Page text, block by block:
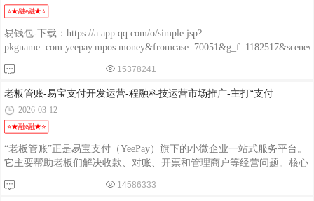
⭐★融e融★⭐
易钱包-下载：https://a.app.qq.com/o/simple.jsp?
POS：http://oss.flmyzf.com/yzf/html/regist/index.html?phone=%E4%
15378241
老板管账-易宝支付开发运营-程融科技运营市场推广-主打“支付
2026-03-12
⭐★融e融★⭐
“老板管账”正是易宝支付（YeePay）旗下的小微企业一站式服务平台。
它主要帮助老板们解决收款、对账、开票和管理商户等经营问题。核心
分账、结算情况，支持订单明细查询和退款操作，方便老板决策。· 📱
14586333